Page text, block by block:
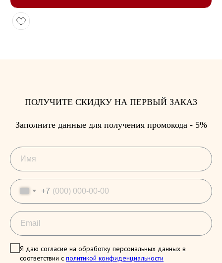
ПОЛУЧИТЕ СКИДКУ НА ПЕРВЫЙ ЗАКАЗ
Заполните данные для получения промокода - 5%
+7
Я даю согласие на обработку персональных данных в
соответствии с политикой конфиденциальности